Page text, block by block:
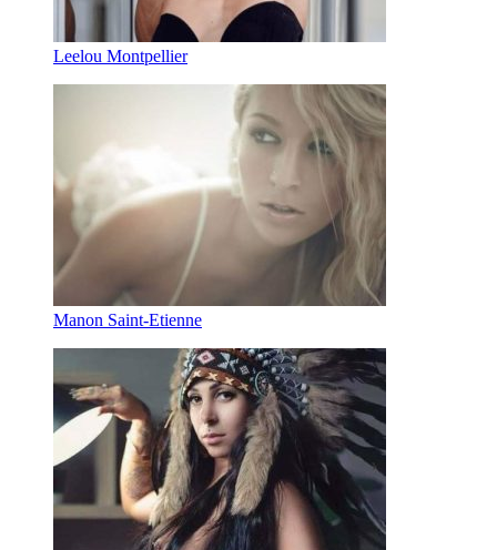
Leelou Montpellier
Manon Saint-Etienne